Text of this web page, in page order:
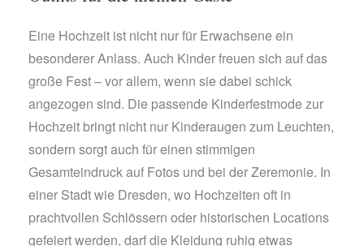
Eine Hochzeit ist nicht nur für Erwachsene ein
besonderer Anlass. Auch Kinder freuen sich auf das
große Fest – vor allem, wenn sie dabei schick
angezogen sind. Die passende Kinderfestmode zur
Hochzeit bringt nicht nur Kinderaugen zum Leuchten,
sondern sorgt auch für einen stimmigen
Gesamteindruck auf Fotos und bei der Zeremonie. In
einer Stadt wie Dresden, wo Hochzeiten oft in
prachtvollen Schlössern oder historischen Locations
gefeiert werden, darf die Kleidung ruhig etwas